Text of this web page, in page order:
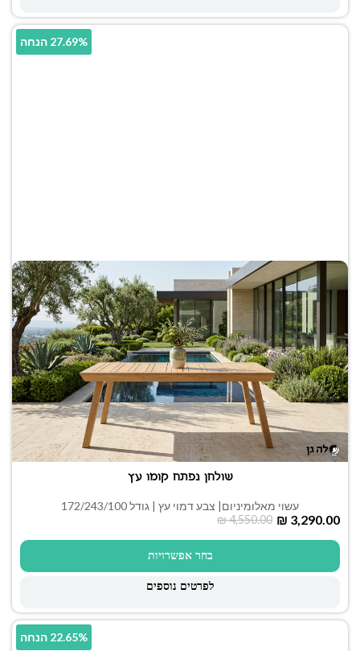
27.69% הנחה
שולחן נפתח קומו עץ
עשוי מאלומיניום| צבע דמוי עץ | גודל 172/243/100
₪4,550.00 ₪ 3,290.00
בחר אפשרויות
לפרטים נוספים
22.65% הנחה